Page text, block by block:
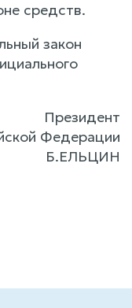
средств.
закон
Президент
Федерации
Б.ЕЛЬЦИН